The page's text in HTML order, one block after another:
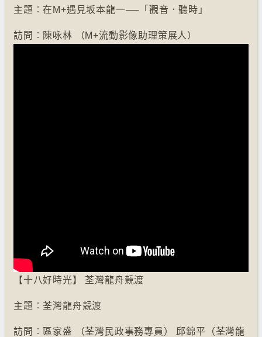
主題︰在M+遇見坂本龍一──「觀音．聽時」
訪問︰陳咏林 （M+流動影像助理策展人）
【十八好時光】 荃灣龍舟競渡
主題︰荃灣龍舟競渡
訪問︰區家盛 （荃灣民政事務專員） 邱錦平（荃灣龍